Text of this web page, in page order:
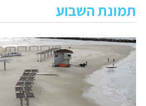
תמונת השבוע